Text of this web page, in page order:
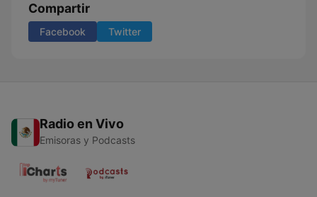
Compartir
Facebook Twitter
Radio en Vivo
Emisoras y Podcasts